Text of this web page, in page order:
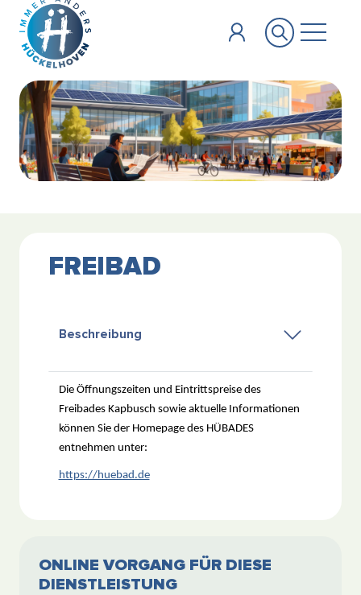
Zum Hauptinhalt springen
FREIBAD
Beschreibung
Die Öffnungszeiten und Eintrittspreise des
Freibades Kapbusch sowie aktuelle Informationen
können Sie der Homepage des HÜBADES
entnehmen unter:
https://huebad.de
ONLINE VORGANG FÜR DIESE
DIENSTLEISTUNG